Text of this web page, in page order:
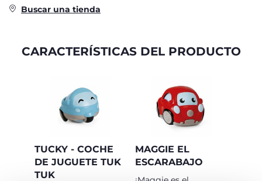
Buscar una tienda
CARACTERÍSTICAS DEL PRODUCTO
TUCKY - COCHE
DE JUGUETE TUK
TUK
MAGGIE EL
ESCARABAJO